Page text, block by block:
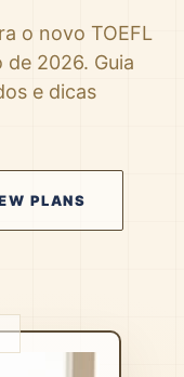
o novo TOEFL
de 2026. Guia
e dicas
PLANS